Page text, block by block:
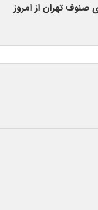
صنوف تهران از امروز